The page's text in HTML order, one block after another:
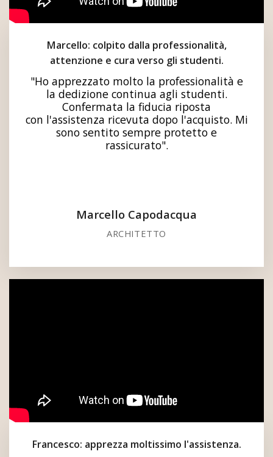
Marcello: colpito dalla professionalità,
attenzione e cura verso gli studenti.
"Ho apprezzato molto la professionalità e
la dedizione continua agli studenti.
Confermata la fiducia riposta
con l'assistenza ricevuta dopo l'acquisto. Mi
sono sentito sempre protetto e
rassicurato".
Marcello Capodacqua
ARCHITETTO
Francesco: apprezza moltissimo l'assistenza.